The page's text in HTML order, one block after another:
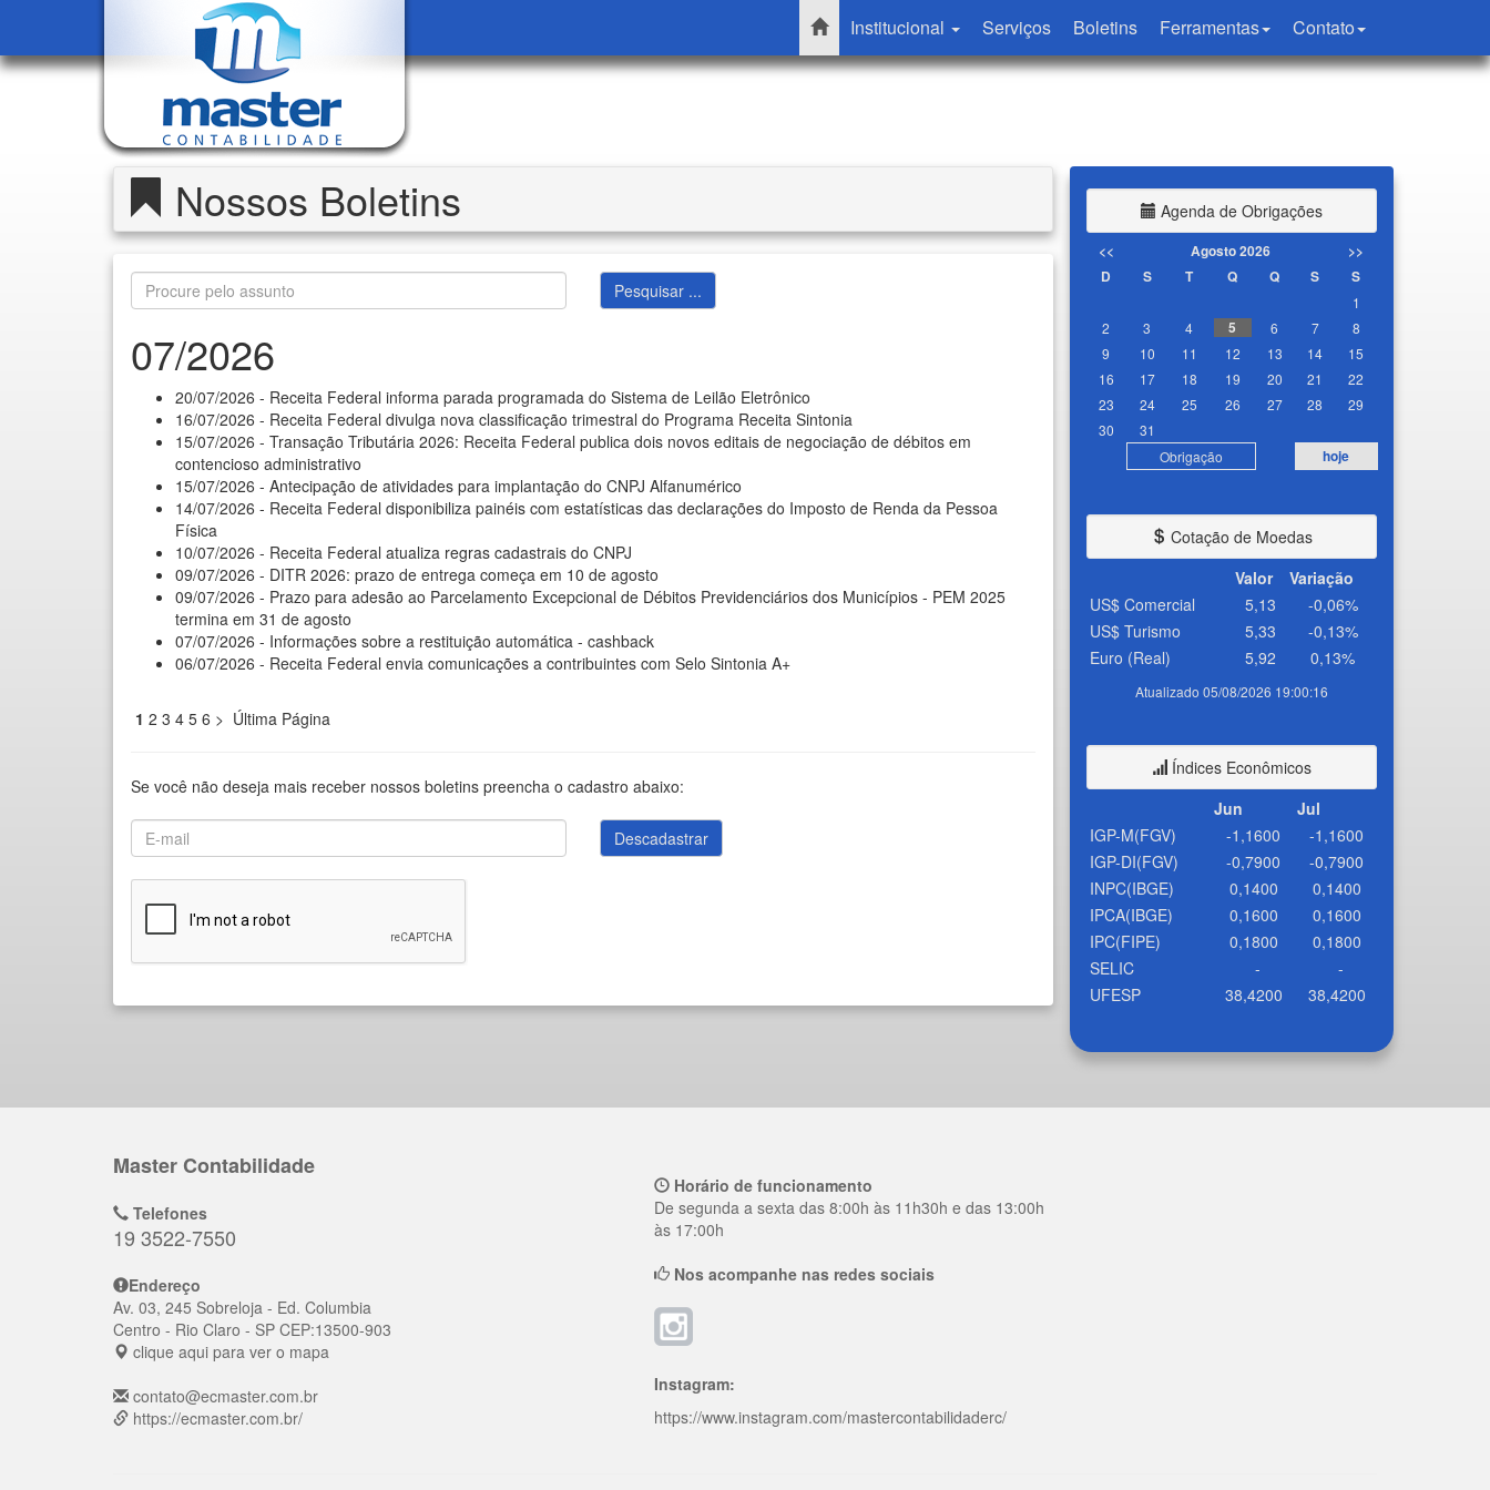
Institucional Serviços Boletins Ferramentas Contato
Nossos Boletins
07/2026
20/07/2026 - Receita Federal informa parada programada do Sistema de Leilão Eletrônico
16/07/2026 - Receita Federal divulga nova classificação trimestral do Programa Receita Sintonia
15/07/2026 - Transação Tributária 2026: Receita Federal publica dois novos editais de negociação de débitos em
contencioso administrativo
15/07/2026 - Antecipação de atividades para implantação do CNPJ Alfanumérico
14/07/2026 - Receita Federal disponibiliza painéis com estatísticas das declarações do Imposto de Renda da Pessoa
Física
10/07/2026 - Receita Federal atualiza regras cadastrais do CNPJ
09/07/2026 - DITR 2026: prazo de entrega começa em 10 de agosto
09/07/2026 - Prazo para adesão ao Parcelamento Excepcional de Débitos Previdenciários dos Municípios - PEM 2025
termina em 31 de agosto
07/07/2026 - Informações sobre a restituição automática - cashback
06/07/2026 - Receita Federal envia comunicações a contribuintes com Selo Sintonia A+
1 2 3 4 5 6 > Última Página
Se você não deseja mais receber nossos boletins preencha o cadastro abaixo:
Agenda de Obrigações
<< Agosto 2026
>>
D
S T Q Q S S
Obrigação hoje
1
2
3 4 5 6 7
8
9
10 11 12 13 14
15
16
17 18 19 20 21
22
23
24 25 26 27 28
29
30
31
Cotação de Moedas
Valor
Variação
Atualizado 05/08/2026 19:00:16
US$ Comercial 5,13
-0,06%
US$ Turismo
5,33
-0,13%
Euro (Real)
5,92 0,13%
Índices Econômicos
Jun
Jul
IGP-M(FGV)
-1,1600
-1,1600
IGP-DI(FGV)
-0,7900
-0,7900
INPC(IBGE)
0,1400
0,1400
IPCA(IBGE)
0,1600
0,1600
IPC(FIPE)
0,1800
0,1800
SELIC
-
-
UFESP
38,4200 38,4200
Master Contabilidade
Telefones
19 3522-7550
Endereço
Av. 03, 245 Sobreloja - Ed. Columbia
Centro - Rio Claro - SP CEP:13500-903
clique aqui para ver o mapa
contato@ecmaster.com.br
https://ecmaster.com.br/
Horário de funcionamento
De segunda a sexta das 8:00h às 11h30h e das 13:00h
às 17:00h
Nos acompanhe nas redes sociais
Instagram:
https://www.instagram.com/mastercontabilidaderc/